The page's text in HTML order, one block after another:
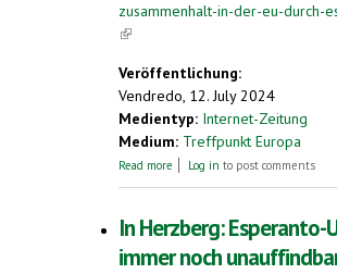
zusammenhalt-in-der-eu-durch-
(link is external)
Veröffentlichung:
Vendredo, 12. July 2024
Medientyp: Internet-Zeitung
Medium: Treffpunkt Europa
Read more about Mehr Zusammenhalt in
Log in to post comments
In Herzberg: Esperanto-
immer noch